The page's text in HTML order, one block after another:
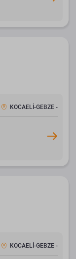
KOCAELİ-GEBZE -
KOCAELİ-GEBZE -